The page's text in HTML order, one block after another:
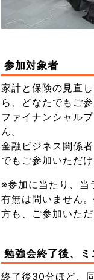
参加対象者
家計と保険の見直
ら、どなたでもご
ファイナンシャル
ん。
金融ビジネス関係
でもご参加いただけ
※参加に当たり、当
有無は問いません
方も、ご参加いただ
勉強会終了後、ミ
終了後30分ほど、